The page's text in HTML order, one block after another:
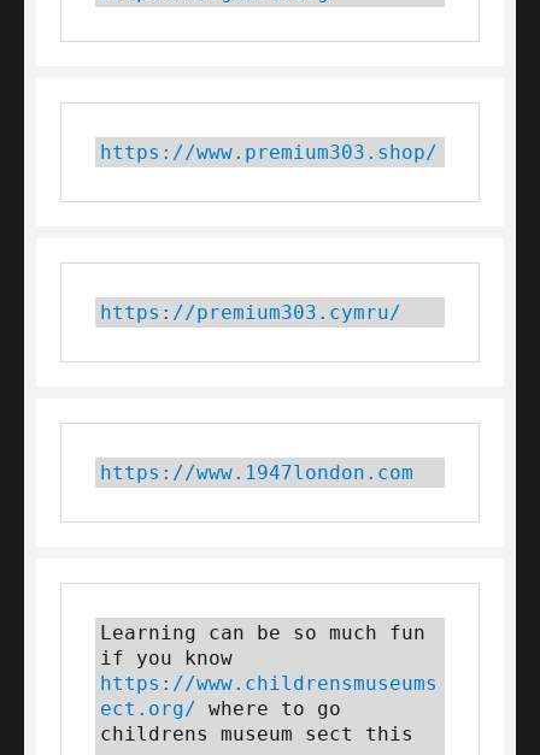
https://www.premium303.shop/
https://premium303.cymru/
https://www.1947london.com
Learning can be so much fun
https://www.childrensmuseums
ect.org/ where to go
childrens museum sect this